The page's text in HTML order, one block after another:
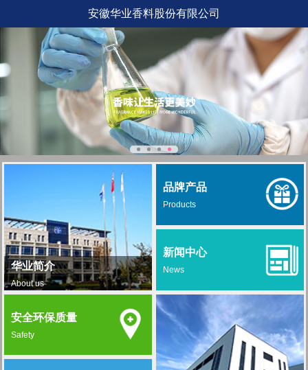
安徽华业香料股份有限公司
华业简介
About us
品牌产品
Products
新闻中心
News
安全环保质量
Safety